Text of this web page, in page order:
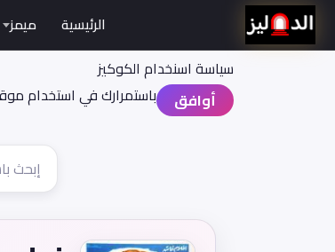
سياسة اسنخدام الكوكيز
أوافق
باستمرارك في استخدام
الرئيسية ميمز